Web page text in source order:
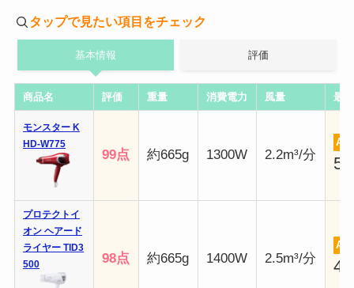
タップで見たい項目をチェック
基本情報 評価
商品名 評価 重量 消費電力 風量 最
モンスター K
HD-W775
99点 約665g 1300W 2.2m³/分
プロテクトイ
オン ヘアード
ライヤー TID3
500
98点 約665g 1400W 2.5m³/分